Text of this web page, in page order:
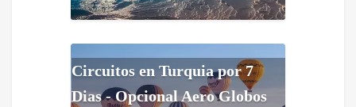
Circuitos en Turquia por 7
Dias - Opcional Aero Globos